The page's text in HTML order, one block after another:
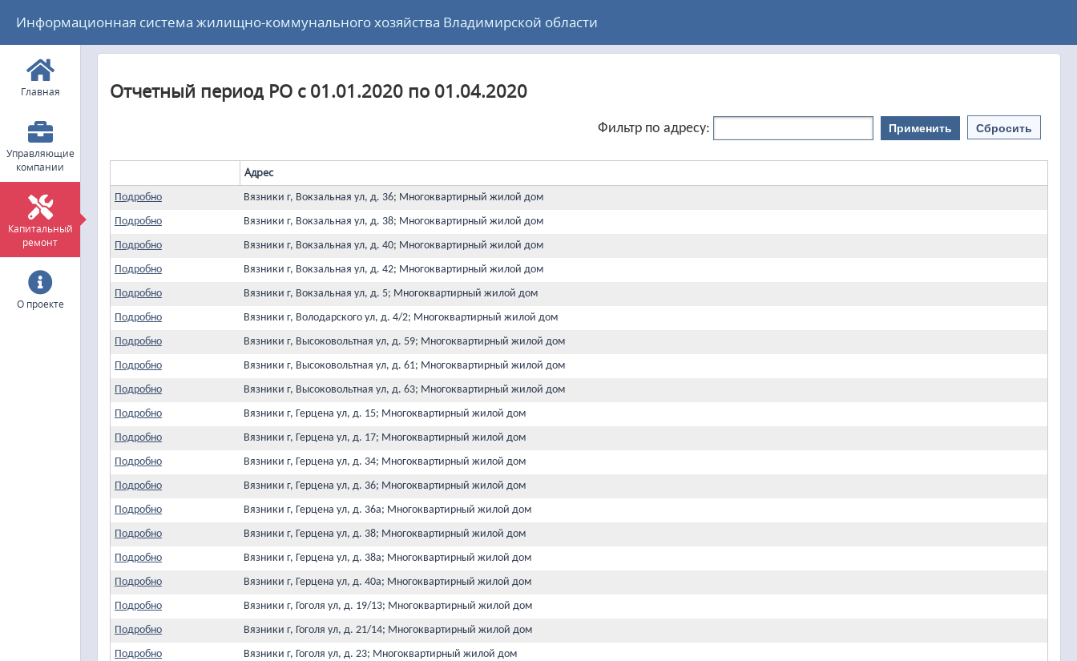
Информационная система жилищно-коммунального хозяйства Владимирской области
Главная
Управляющие
компании
Капитальный
ремонт
О проекте
Отчетный период РО с 01.01.2020 по 01.04.2020
Фильтр по адресу: Применить Сбросить
Адрес
Подробно
Вязники г, Вокзальная ул, д. 36; Многоквартирный жилой дом
Подробно
Вязники г, Вокзальная ул, д. 38; Многоквартирный жилой дом
Подробно
Вязники г, Вокзальная ул, д. 40; Многоквартирный жилой дом
Подробно
Вязники г, Вокзальная ул, д. 42; Многоквартирный жилой дом
Подробно
Вязники г, Вокзальная ул, д. 5; Многоквартирный жилой дом
Подробно
Вязники г, Володарского ул, д. 4/2; Многоквартирный жилой дом
Подробно
Вязники г, Высоковольтная ул, д. 59; Многоквартирный жилой дом
Подробно
Вязники г, Высоковольтная ул, д. 61; Многоквартирный жилой дом
Подробно
Вязники г, Высоковольтная ул, д. 63; Многоквартирный жилой дом
Подробно
Вязники г, Герцена ул, д. 15; Многоквартирный жилой дом
Подробно
Вязники г, Герцена ул, д. 17; Многоквартирный жилой дом
Подробно
Вязники г, Герцена ул, д. 34; Многоквартирный жилой дом
Подробно
Вязники г, Герцена ул, д. 36; Многоквартирный жилой дом
Подробно
Вязники г, Герцена ул, д. 36а; Многоквартирный жилой дом
Подробно
Вязники г, Герцена ул, д. 38; Многоквартирный жилой дом
Подробно
Вязники г, Герцена ул, д. 38а; Многоквартирный жилой дом
Подробно
Вязники г, Герцена ул, д. 40а; Многоквартирный жилой дом
Подробно
Вязники г, Гоголя ул, д. 19/13; Многоквартирный жилой дом
Подробно
Вязники г, Гоголя ул, д. 21/14; Многоквартирный жилой дом
Подробно
Вязники г, Гоголя ул, д. 23; Многоквартирный жилой дом